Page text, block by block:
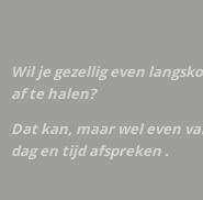
Wil je gezellig even
af te halen?
Dat kan, maar wel even
dag en tijd afspreken .